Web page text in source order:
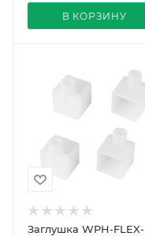
В КОРЗИНУ
Заглушка WPH-FLEX-